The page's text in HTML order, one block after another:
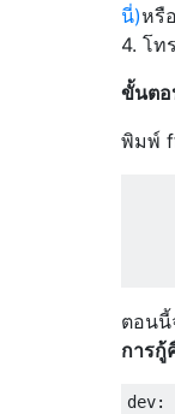
นี่)หรื
4. โท
ขั้นตอ
พิมพ์
ตอน
การ
dev: